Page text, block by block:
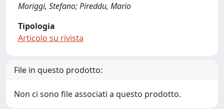
Moriggi, Stefano; Pireddu, Mario
Tipologia
Articolo su rivista
File in questo prodotto:
Non ci sono file associati a questo prodotto.